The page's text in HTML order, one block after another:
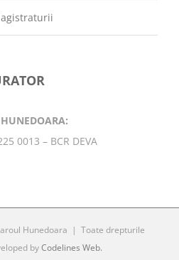
0013 – BCR DEVA
Hunedoara | Toate drepturile
byCodelines Web.